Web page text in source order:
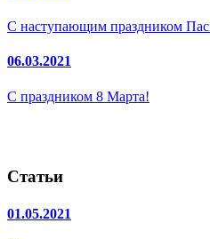
С наступающим праздником
06.03.2021
С праздником 8 Марта!
Статьи
01.05.2021